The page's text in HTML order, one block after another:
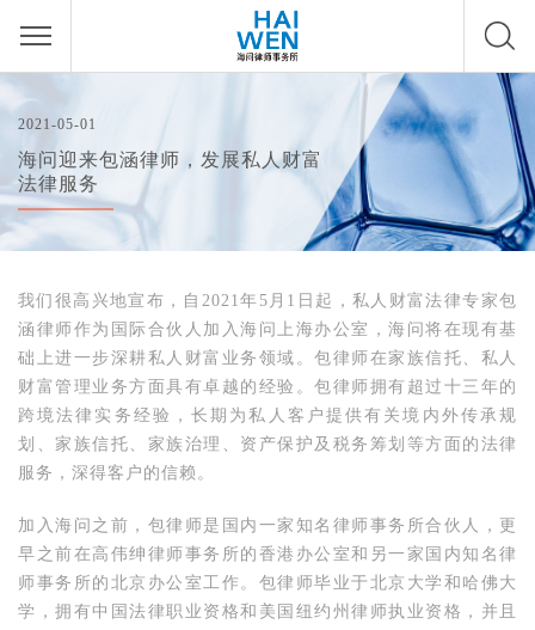
2021-05-01
海问迎来包涵律师，发展私人财富
法律服务
我们很高兴地宣布，自2021年5月1日起，私人财富法律专家包
涵律师作为国际合伙人加入海问上海办公室，海问将在现有基
础上进一步深耕私人财富业务领域。包律师在家族信托、私人
财富管理业务方面具有卓越的经验。包律师拥有超过十三年的
跨境法律实务经验，长期为私人客户提供有关境内外传承规
划、家族信托、家族治理、资产保护及税务筹划等方面的法律
服务，深得客户的信赖。
加入海问之前，包律师是国内一家知名律师事务所合伙人，更
早之前在高伟绅律师事务所的香港办公室和另一家国内知名律
师事务所的北京办公室工作。包律师毕业于北京大学和哈佛大
学，拥有中国法律职业资格和美国纽约州律师执业资格，并且